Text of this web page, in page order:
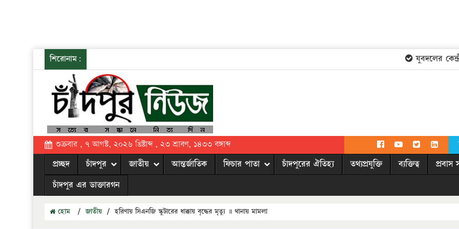
শিরোনাম: যুবদলের
শুক্রবার , ৭ আগস্ট, ২০২৬ খ্রিষ্টাব্দ , ২৩ শ্রাবণ, ১৪৩৩ বঙ্গাব্দ
প্রচ্ছদ চাঁদপুর জাতীয় আন্তর্জাতিক ফিচার পাতা চাঁদপুরের ঐতিহ্য তথ্যপ্রযুক্তি ব্যক্তিত্ব প্রবাস
চাঁদপুর এর ডাক্তারগন
হোম / জাতীয় / হরিণায় সিএনজি স্কুটারের ধাক্কায় বৃদ্ধের মৃত্যু ॥ থানায় মামলা